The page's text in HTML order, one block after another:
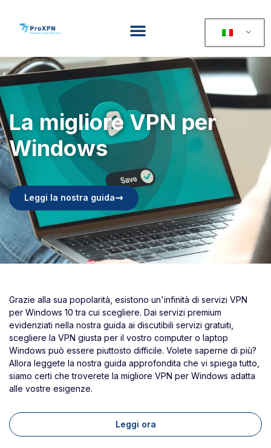
La migliore VPN per
Windows
Leggi la nostra guida
Grazie alla sua popolarità, esistono un'infinità di servizi VPN
per Windows 10 tra cui scegliere. Dai servizi premium
evidenziati nella nostra guida ai discutibili servizi gratuiti,
scegliere la VPN giusta per il vostro computer o laptop
Windows può essere piuttosto difficile. Volete saperne di più?
Allora leggete la nostra guida approfondita che vi spiega tutto,
siamo certi che troverete la migliore VPN per Windows adatta
alle vostre esigenze.
Leggi ora